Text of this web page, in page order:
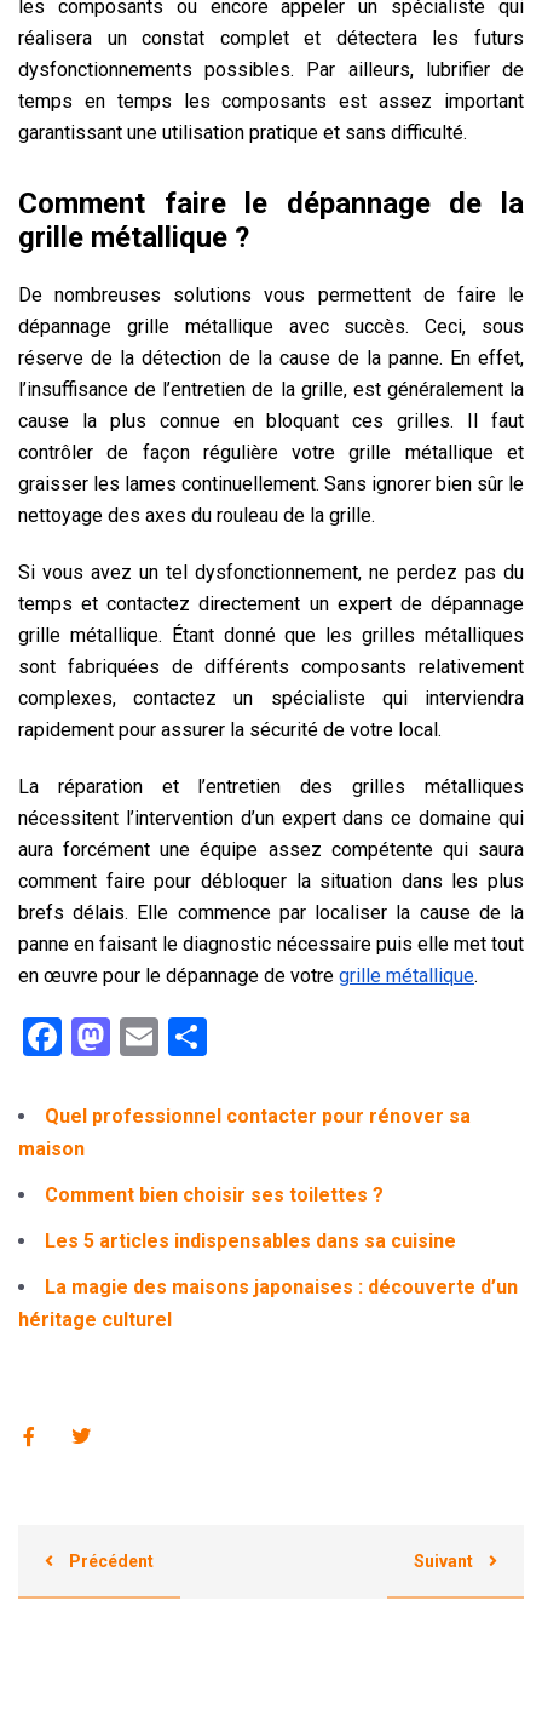
les composants ou encore appeler un spécialiste qui
réalisera un constat complet et détectera les futurs
dysfonctionnements possibles. Par ailleurs, lubrifier de
temps en temps les composants est assez important
garantissant une utilisation pratique et sans difficulté.
Comment faire le dépannage de la
grille métallique ?
De nombreuses solutions vous permettent de faire le
dépannage grille métalliqueavec succès. Ceci, sous
réserve de la détection de la cause de la panne. En effet,
l’insuffisance de l’entretien de la grille, est généralement la
cause la plus connue en bloquant ces grilles. Il faut
contrôler de façon régulière votre grille métallique et
graisser les lames continuellement. Sans ignorer bien sûr le
nettoyage des axes du rouleau de la grille.
Si vous avez un tel dysfonctionnement, ne perdez pas du
temps et contactez directement un expert de dépannage
grille métallique. Étant donné que les grilles métalliques
sont fabriquées de différents composants relativement
complexes, contactez un spécialiste qui interviendra
rapidement pour assurer la sécurité de votre local.
La réparation et l’entretien des grilles métalliques
nécessitent l’intervention d’un expert dans ce domaine qui
aura forcément une équipe assez compétente qui saura
comment faire pour débloquer la situation dans les plus
brefs délais. Elle commence par localiser la cause de la
panne en faisant le diagnostic nécessaire puis elle met tout
en œuvre pour le dépannage de votre grille métallique.
Facebook
Mastodon
Email
Quel professionnel contacter pour rénover sa
maison
Comment bien choisir ses toilettes ?
Les 5 articles indispensables dans sa cuisine
La magie des maisons japonaises : découverte d’un
héritage culturel
Précédent Suivant